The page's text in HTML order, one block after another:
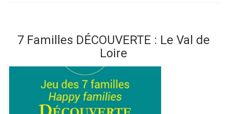
7 Familles DÉCOUVERTE : Le Val de
Loire